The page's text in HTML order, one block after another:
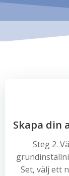
Skapa din
Steg 2.
Set, välj ett